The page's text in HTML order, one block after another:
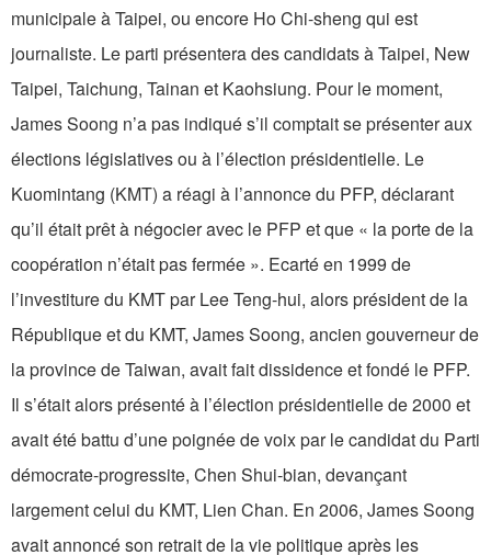
municipale à Taipei, ou encore Ho Chi-sheng qui est
journaliste. Le parti présentera des candidats à Taipei, New
Taipei, Taichung, Tainan et Kaohsiung. Pour le moment,
James Soong n’a pas indiqué s’il comptait se présenter aux
élections législatives ou à l’élection présidentielle. Le
Kuomintang (KMT) a réagi à l’annonce du PFP, déclarant
qu’il était prêt à négocier avec le PFP et que « la porte de la
coopération n’était pas fermée ». Ecarté en 1999 de
l’investiture du KMT par Lee Teng-hui, alors président de la
République et du KMT, James Soong, ancien gouverneur de
la province de Taiwan, avait fait dissidence et fondé le PFP.
Il s’était alors présenté à l’élection présidentielle de 2000 et
avait été battu d’une poignée de voix par le candidat du Parti
démocrate-progressite, Chen Shui-bian, devançant
largement celui du KMT, Lien Chan. En 2006, James Soong
avait annoncé son retrait de la vie politique après les